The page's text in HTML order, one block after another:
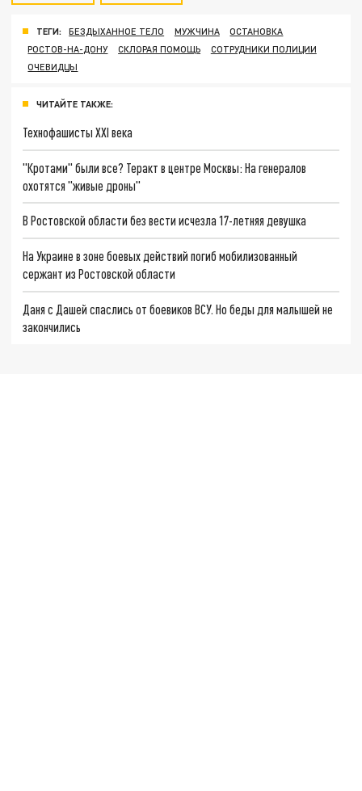
ТЕГИ: БЕЗДЫХАННОЕ ТЕЛО МУЖЧИНА
ОСТАНОВКА
РОСТОВ-НА-ДОНУ
СКЛОРАЯ ПОМОЩЬ
СОТРУДНИКИ ПОЛИЦИИ
ОЧЕВИДЦЫ
ЧИТАЙТЕ ТАКЖЕ:
Технофашисты XXI века
"Кротами" были все? Теракт в центре Москвы: На генералов
охотятся "живые дроны"
В Ростовской области без вести исчезла 17-летняя девушка
На Украине в зоне боевых действий погиб мобилизованный
сержант из Ростовской области
Даня с Дашей спаслись от боевиков ВСУ. Но беды для малышей не
закончились